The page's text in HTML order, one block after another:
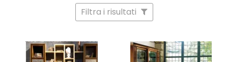
Filtra i risultati